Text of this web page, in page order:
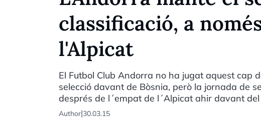
classificació, a
l'Alpicat
El Futbol Club Andorra no ha jugat aquest cap
selecció davant de Bòsnia, però la jornada de
després de l´empat de l´Alpicat ahir davant
Author|30.03.15